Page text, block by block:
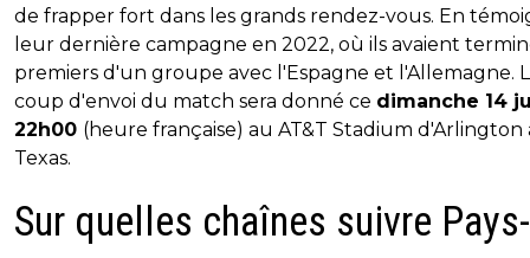
de frapper fort dans les grands rendez-vous. En
leur dernière campagne en 2022, où ils avaient
premiers d'un groupe avec l'Espagne et l'Allemagne.
coup d'envoi du match sera donné ce dimanche 14
22h00 (heure française) au AT&T Stadium d'Arlington
Texas.
Sur quelles chaînes suivre Pays-